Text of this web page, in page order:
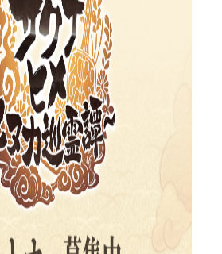
u
T
u
b
e